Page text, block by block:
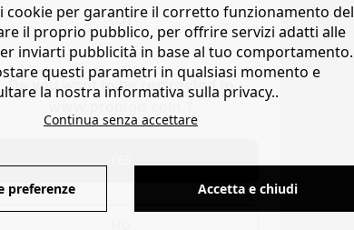
Do you want to be redirected to
cookie per garantire il corretto funzionamento del
il proprio pubblico, per offrire servizi adatti alle
inviarti pubblicità in base al tuo comportamento.
questi parametri in qualsiasi momento e
la nostra informativa sulla privacy..
Continua senza accettare
preferenze Accetta e chiudi